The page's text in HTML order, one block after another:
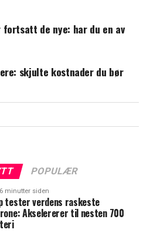
de nye: har du en av
skjulte kostnader du bør
POPULÆR
6 minutter siden
tester verdens raskeste
Akselererer til nesten 700